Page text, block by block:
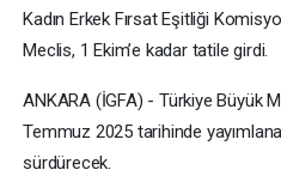
Kadın Erkek Fırsat Eşitliği
Meclis, 1 Ekim’e kadar tatile girdi.
ANKARA (İGFA) - Türkiye Büyük
Temmuz 2025 tarihinde
sürdürecek.